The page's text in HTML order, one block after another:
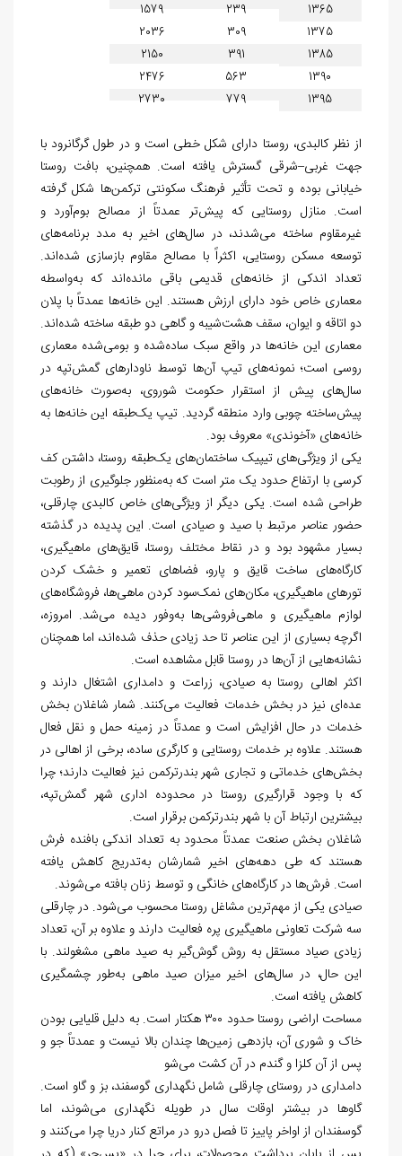
1365
239
1579
1375
309
2036
1385
391
2150
1390
563
2476
1395
779
2730
از نظر کالبدی، روستا دارای شکل خطی است و در طول گرگانرود با
جهت غربی–شرقی گسترش یافته است. همچنین، بافت روستا
خیابانی بوده و تحت تأثیر فرهنگ سکونتی ترکمن‌ها شکل گرفته
است. منازل روستایی که پیش‌تر عمدتاً از مصالح بوم‌آورد و
غیرمقاوم ساخته می‌شدند، در سال‌های اخیر به مدد برنامه‌های
توسعه مسکن روستایی، اکثراً با مصالح مقاوم بازسازی شده‌اند.
تعداد اندکی از خانه‌های قدیمی باقی مانده‌اند که به‌واسطه
معماری خاص خود دارای ارزش هستند. این خانه‌ها عمدتاً با پلان
دو اتاقه و ایوان، سقف هشت‌شیبه و گاهی دو طبقه ساخته شده‌اند.
معماری این خانه‌ها در واقع سبک ساده‌شده و بومی‌شده معماری
روسی است؛ نمونه‌های تیپ آن‌ها توسط ناودارهای گمش‌تپه در
سال‌های پیش از استقرار حکومت شوروی، به‌صورت خانه‌های
پیش‌ساخته چوبی وارد منطقه گردید. تیپ یک‌طبقه این خانه‌ها به
خانه‌های «آخوندی» معروف بود.
یکی از ویژگی‌های تیپیک ساختمان‌های یک‌طبقه روستا، داشتن کف
کرسی با ارتفاع حدود یک متر است که به‌منظور جلوگیری از رطوبت
طراحی شده است. یکی دیگر از ویژگی‌های خاص کالبدی چارقلی،
حضور عناصر مرتبط با صید و صیادی است. این پدیده در گذشته
بسیار مشهود بود و در نقاط مختلف روستا، قایق‌های ماهیگیری،
کارگاه‌های ساخت قایق و پارو، فضاهای تعمیر و خشک کردن
تورهای ماهیگیری، مکان‌های نمک‌سود کردن ماهی‌ها، فروشگاه‌های
لوازم ماهیگیری و ماهی‌فروشی‌ها به‌وفور دیده می‌شد. امروزه،
اگرچه بسیاری از این عناصر تا حد زیادی حذف شده‌اند، اما همچنان
نشانه‌هایی از آن‌ها در روستا قابل مشاهده است.
اکثر اهالی روستا به صیادی، زراعت و دامداری اشتغال دارند و
عده‌ای نیز در بخش خدمات فعالیت می‌کنند. شمار شاغلان بخش
خدمات در حال افزایش است و عمدتاً در زمینه حمل و نقل فعال
هستند. علاوه بر خدمات روستایی و کارگری ساده، برخی از اهالی در
بخش‌های خدماتی و تجاری شهر بندرترکمن نیز فعالیت دارند؛ چرا
که با وجود قرارگیری روستا در محدوده اداری شهر گمش‌تپه،
بیشترین ارتباط آن با شهر بندرترکمن برقرار است.
شاغلان بخش صنعت عمدتاً محدود به تعداد اندکی بافنده فرش
هستند که طی دهه‌های اخیر شمارشان به‌تدریج کاهش یافته
است. فرش‌ها در کارگاه‌های خانگی و توسط زنان بافته می‌شوند.
صیادی یکی از مهم‌ترین مشاغل روستا محسوب می‌شود. در چارقلی
سه شرکت تعاونی ماهیگیری پره فعالیت دارند و علاوه بر آن، تعداد
زیادی صیاد مستقل به روش گوش‌گیر به صید ماهی مشغولند. با
این حال، در سال‌های اخیر میزان صید ماهی به‌طور چشمگیری
کاهش یافته است.
مساحت اراضی روستا حدود ۳۰۰ هکتار است. به دلیل قلیایی بودن
خاک و شوری آن، بازدهی زمین‌ها چندان بالا نیست و عمدتاً جو و
پس از آن کلزا و گندم در آن کشت می‌شو
دامداری در روستای چارقلی شامل نگهداری گوسفند، بز و گاو است.
گاوها در بیشتر اوقات سال در طویله نگهداری می‌شوند، اما
گوسفندان از اواخر پاییز تا فصل درو در مراتع کنار دریا چرا می‌کنند و